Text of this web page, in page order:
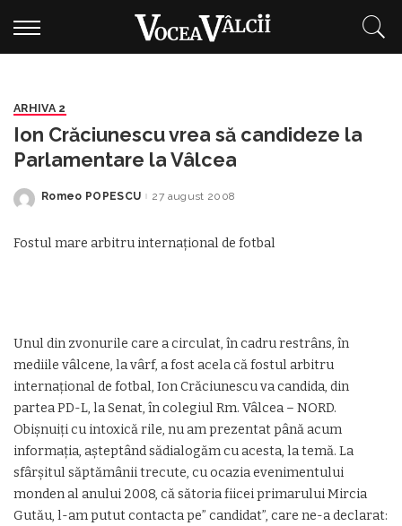
ARHIVA 2
Ion Crăciunescu vrea să candideze la
Parlamentare la Vâlcea
Posted
Romeo POPESCU 27 august 2008
Fostul mare arbitru internațional de fotbal
Unul din zvonurile care a circulat, în cadru restrâns, în
mediile vâlcene, la vârf, a fost acela că fostul arbitru
internațional de fotbal, Ion Crăciunescu va candida, din
partea PD-L, la Senat, în colegiul Rm. Vâlcea – NORD.
Obișnuiți cu intoxică rile, nu am prezentat până acum
informația, așteptând sădialogăm cu acesta, la temă. La
sfârșitul săptămânii trecute, cu ocazia evenimentului
monden al anului 2008, că sătoria fiicei primarului Mircia
Gutău, l-am putut contacta pe” candidat”, care ne-a declarat: